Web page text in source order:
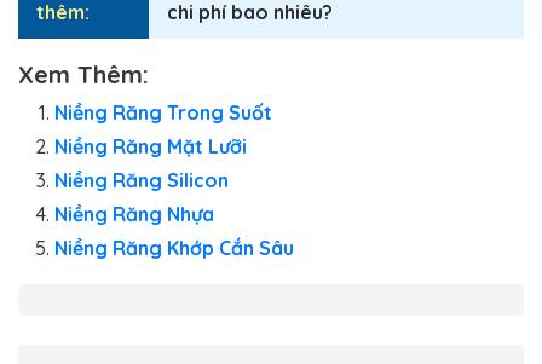
thêm:
chi phí bao nhiêu?
Xem Thêm:
Niềng Răng Trong Suốt
Niềng Răng Mặt Lưỡi
Niềng Răng Silicon
Niềng Răng Nhựa
Niềng Răng Khớp Cắn Sâu